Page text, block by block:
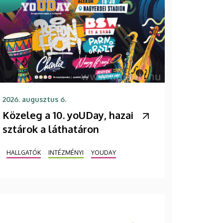
2026. augusztus 6.
Közeleg a 10. yoUDay, hazai
sztárok a láthatáron
HALLGATÓK INTÉZMÉNYI YOUDAY